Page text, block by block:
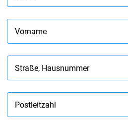
Vorname
Straße, Hausnummer
Postleitzahl